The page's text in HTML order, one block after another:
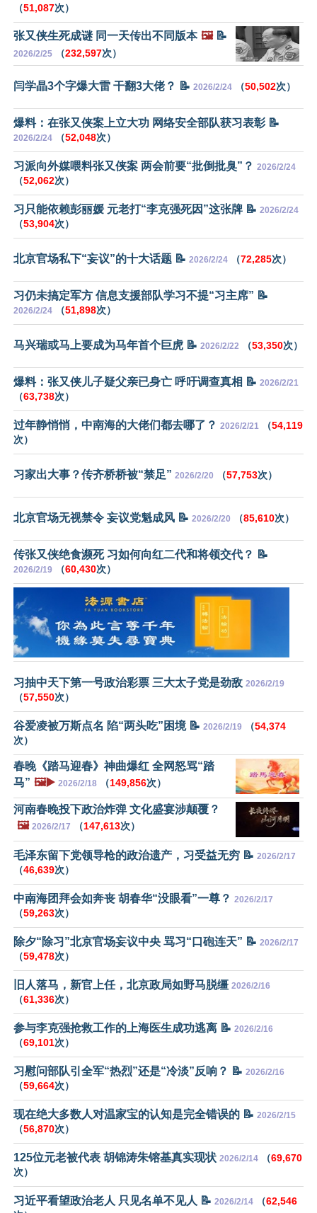
（51,087次）
张又侠生死成谜 同一天传出不同版本 🖼️📝
2026/2/25 （232,597次）
闫学晶3个字爆大雷 干翻3大佬？ 📝 2026/2/24 （50,502次）
爆料：在张又侠案上立大功 网络安全部队获习表彰 📝
2026/2/24 （52,048次）
习派向外媒喂料张又侠案 两会前要“批倒批臭”？ 2026/2/24
（52,062次）
习只能依赖彭丽媛 元老打“李克强死因”这张牌 📝 2026/2/24
（53,904次）
北京官场私下“妄议”的十大话题 📝 2026/2/24 （72,285次）
习仍未搞定军方 信息支援部队学习不提“习主席” 📝
2026/2/24 （51,898次）
马兴瑞或马上要成为马年首个巨虎 📝 2026/2/22 （53,350次）
爆料：张又侠儿子疑父亲已身亡 呼吁调查真相 📝 2026/2/21
（63,738次）
过年静悄悄，中南海的大佬们都去哪了？ 2026/2/21 （54,119
次）
习家出大事？传齐桥桥被“禁足” 2026/2/20 （57,753次）
北京官场无视禁令 妄议党魁成风 📝 2026/2/20 （85,610次）
传张又侠绝食濒死 习如何向红二代和将领交代？ 📝
2026/2/19 （60,430次）
习抽中天下第一号政治彩票 三大太子党是劲敌 2026/2/19
（57,550次）
谷爱凌被万斯点名 陷“两头吃”困境 📝 2026/2/19 （54,374
次）
春晚《踏马迎春》神曲爆红 全网怒骂“踏
马” 🖼️▶️ 2026/2/18 （149,856次）
河南春晚投下政治炸弹 文化盛宴涉颠覆？
🖼️ 2026/2/17 （147,613次）
毛泽东留下党领导枪的政治遗产，习受益无穷 📝 2026/2/17
（46,639次）
中南海团拜会如奔丧 胡春华“没眼看”一尊？ 2026/2/17
（59,263次）
除夕“除习”北京官场妄议中央 骂习“口砲连天” 📝 2026/2/17
（59,478次）
旧人落马，新官上任，北京政局如野马脱缰 2026/2/16
（61,336次）
参与李克强抢救工作的上海医生成功逃离 📝 2026/2/16
（69,101次）
习慰问部队引全军“热烈”还是“冷淡”反响？ 📝 2026/2/16
（59,664次）
现在绝大多数人对温家宝的认知是完全错误的 📝 2026/2/15
（56,870次）
125位元老被代表 胡锦涛朱镕基真实现状 2026/2/14 （69,670
次）
习近平看望政治老人 只见名单不见人 📝 2026/2/14 （62,546